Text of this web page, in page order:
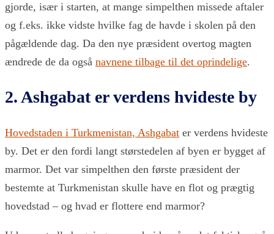
gjorde, især i starten, at mange simpelthen missede aftaler
og f.eks. ikke vidste hvilke fag de havde i skolen på den
pågældende dag. Da den nye præsident overtog magten
ændrede de da også navnene tilbage til det oprindelige.
2. Ashgabat er verdens hvideste by
Hovedstaden i Turkmenistan, Ashgabat er verdens hvideste
by. Det er den fordi langt størstedelen af byen er bygget af
marmor. Det var simpelthen den første præsident der
bestemte at Turkmenistan skulle have en flot og prægtig
hovedstad – og hvad er flottere end marmor?